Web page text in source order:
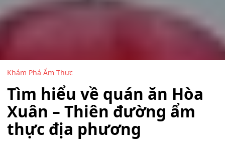
Khám Phá Ẩm Thực
Tìm hiểu về quán ăn Hòa
Xuân – Thiên đường ẩm
thực địa phương